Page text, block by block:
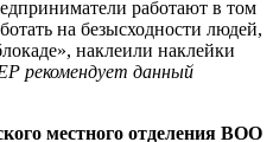
работают в том
на безысходности людей,
наклеили наклейки
рекомендует данный
местного отделения ВОО